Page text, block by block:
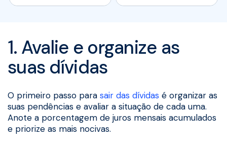
1. Avalie e organize as
suas dívidas
O primeiro passo para sair das dívidas é organizar as
suas pendências e avaliar a situação de cada uma.
Anote a porcentagem de juros mensais acumulados
e priorize as mais nocivas.